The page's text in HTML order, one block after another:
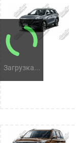
Загрузка...